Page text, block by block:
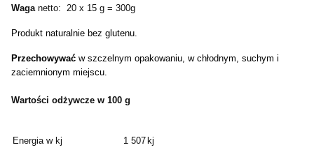
Waga netto: 20 x 15 g = 300g
Produkt naturalnie bez glutenu.
Przechowywać w szczelnym opakowaniu, w chłodnym, suchym i
zaciemnionym miejscu.
Wartości odżywcze w 100 g
Energia w kj 1 507 kj